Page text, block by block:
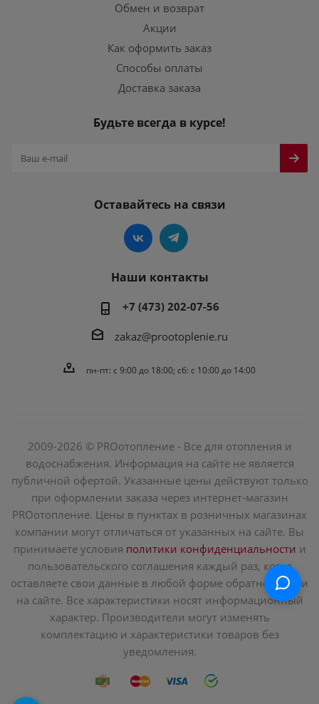
Обмен и возврат
Акции
Как оформить заказ
Способы оплаты
Доставка заказа
Будьте всегда в курсе!
Оставайтесь на связи
Наши контакты
+7 (473) 202-07-56
zakaz@prootoplenie.ru
пн-пт: c 9:00 до 18:00; сб: с 10:00 до 14:00
2009-2026 © PROотопление - Все для отопления и
водоснабжения. Информация на сайте не является
публичной офертой. Указанные цены действуют только
при оформлении заказа через интернет-магазин
PROотопление. Цены в пунктах в розничных магазинах
компании могут отличаться от указанных на сайте. Вы
принимаете условия политики конфиденциальности и
пользовательского соглашения каждый раз, когда
оставляете свои данные в любой форме обратной связи
на сайте. Все характеристики носят информационный
характер. Производители могут изменять
комплектацию и характеристики товаров без
уведомления.